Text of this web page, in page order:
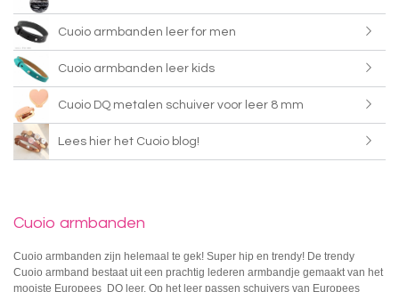
Cuoio armbanden leer for men
Cuoio armbanden leer kids
Cuoio DQ metalen schuiver voor leer 8 mm
Lees hier het Cuoio blog!
Cuoio armbanden
Cuoio armbanden zijn helemaal te gek! Super hip en trendy! De trendy
Cuoio armband bestaat uit een prachtig lederen armbandje gemaakt van het
mooiste Europees DQ leer. Op het leer passen schuivers van Europees